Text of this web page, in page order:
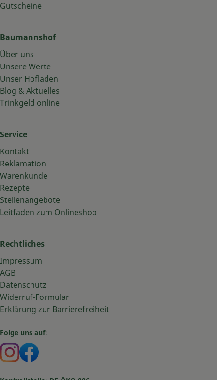
Gutscheine
Baumannshof
Über uns
Unsere Werte
Unser Hofladen
Blog & Aktuelles
Trinkgeld online
Service
Kontakt
Reklamation
Warenkunde
Rezepte
Stellenangebote
Leitfaden zum Onlineshop
Rechtliches
Impressum
AGB
Datenschutz
Widerruf-Formular
Erklärung zur Barrierefreiheit
Folge uns auf:
Externer Link zu https://www.instagram.com/
Externer Link zu https://www.facebook.com/